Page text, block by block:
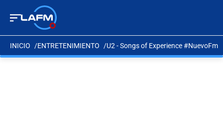
INICIO ENTRETENIMIENTO U2 - Songs of Experience #NuevoFm